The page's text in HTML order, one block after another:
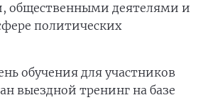
общественными деятелями и
политических
обучения для участников
выездной тренинг на базе